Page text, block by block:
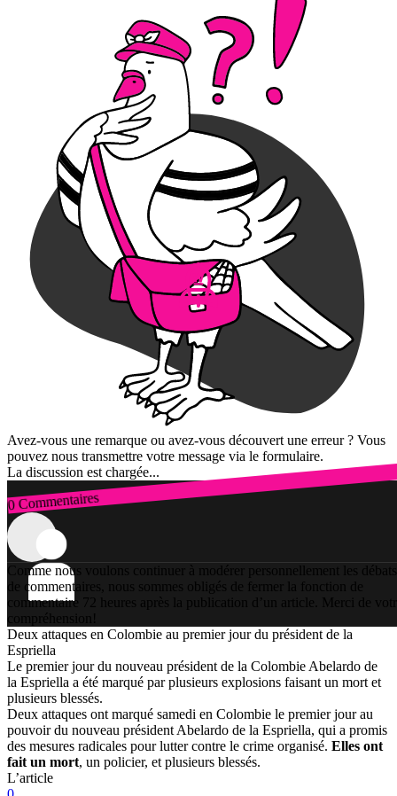
Avez-vous une remarque ou avez-vous découvert une erreur ? Vous
pouvez nous transmettre votre message via le formulaire.
La discussion est chargée...
0 Commentaires
Connexion
Comme nous voulons continuer à modérer personnellement les débats
de commentaires, nous sommes obligés de fermer la fonction de
commentaire 72 heures après la publication d’un article. Merci de
compréhension!
Deux attaques en Colombie au premier jour du président de la
Espriella
Le premier jour du nouveau président de la Colombie Abelardo de
la Espriella a été marqué par plusieurs explosions faisant un mort et
plusieurs blessés.
Deux attaques ont marqué samedi en Colombie le premier jour au
pouvoir du nouveau président Abelardo de la Espriella, qui a promis
des mesures radicales pour lutter contre le crime organisé. Elles ont
fait un mort, un policier, et plusieurs blessés.
L’article